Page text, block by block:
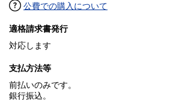
公費での購入について
適格請求書発行
対応します
支払方法等
前払いのみです。
銀行振込。